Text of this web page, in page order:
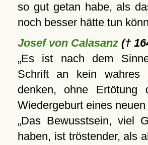
so gut getan habe, als
noch besser hätte tun
Josef von Calasanz(†
Es ist nach dem
Schrift an kein wahres
denken, ohne Ertötung
Wiedergeburt eines
Das Bewusstsein, viel
haben, ist tröstender, als